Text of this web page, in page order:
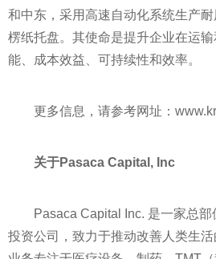
和中东，采用高速自动化系统生产
楞纸托盘。其使命是提升企业在运
能、成本效益、可持续性和效率。
更多信息，请参考网址：
关于Pasaca Capital, Inc
Pasaca Capital Inc. 是一家总
投资公司，致力于推动改善人类生